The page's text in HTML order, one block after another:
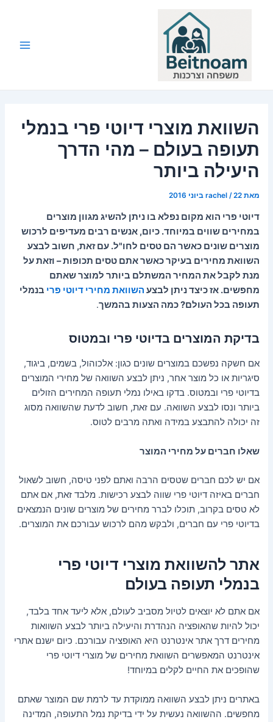
השוואת מוצרי דיוטי פרי בנמלי
תעופה בעולם – מהי הדרך
היעילה ביותר
מאת rachel /22 ביוני 2016
דיוטי פרי הוא מקום נפלא בו ניתן להשיג מגוון מוצרים
במחירים שווים במיוחד. כיום, אנשים רבים מעדיפים לרכוש
מוצרים שונים כאשר הם טסים לחו"ל. עם זאת, חשוב לבצע
השוואת מחירים בעיקר כאשר אתם טסים תכופות – וזאת על
מנת לקבל את המחיר המשתלם ביותר למוצר שאתם
מחפשים. אז כיצד ניתן לבצע השוואת מחירי דיוטי פרי בנמלי
תעופה בכל העולם? כמה הצעות בהמשך.
בדיקת המוצרים בדיוטי פרי ובמטוס
אם חשקה נפשכם במוצרים שונים כגון: אלכוהול, בשמים, ביגוד,
סיגריות או כל מוצר אחר, ניתן לבצע השוואה של מחירי המוצרים
בדיוטי פרי ובמטוס. בדקו באילו נמלי תעופה המחירים הזולים
ביותר ונסו לבצע השוואה. עם זאת, חשוב לדעת שהשוואה מסוג
זה יכולה להתבצע במידה ואתה מרבים לטוס.
שאלו חברים על מחירי המוצר
אם יש לכם חברים שטסים הרבה ואתם לפני טיסה, חשוב לשאול
חברים באיזה דיוטי פרי שווה לבצע רכישות. מלבד זאת, אם אתם
לא טסים בקרוב, תוכלו לברר מחירים של מוצרים שונים הנמצאים
בדיוטי פרי עם חברים, ולבקש מהם לרכוש עבורכם את המוצרים.
אתר להשוואת מוצרי דיוטי פרי
בנמלי תעופה בעולם
אם אתם לא יוצאים לטיול מסביב לעולם, אלא ליעד אחד בלבד,
יכול להיות שהאופציה הנהדרת והיעילה ביותר לבצע השוואות
מחירים דרך אתר אינטרנט היא האופציה עבורכם. כיום ישנם אתרי
אינטרנט המאפשרים השוואת מחירים של מוצרי דיוטי פרי
שהופכים את החיים לקלים במיוחד!
באתרים ניתן לבצע השוואה ממוקדת עד לרמת שם המוצר שאתם
מחפשים. ההשוואה נעשית על ידי בדיקת נמל התעופה, המדינה